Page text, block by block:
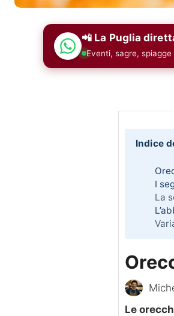
📲 La Puglia
Eventi, sagre,
Indice
I
La
Le